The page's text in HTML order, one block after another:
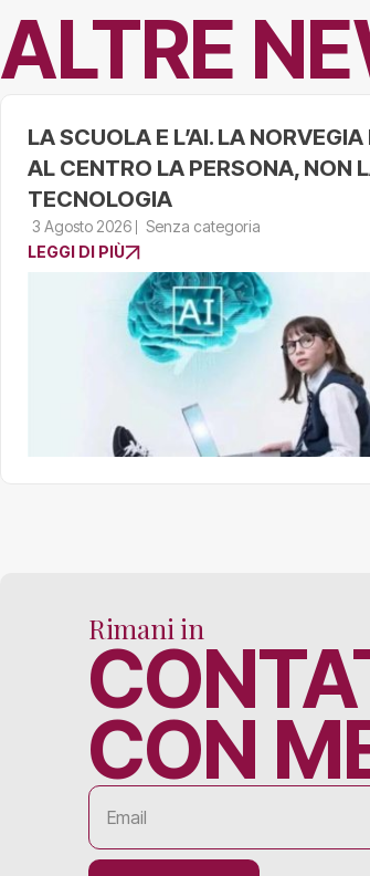
ALTRE
LA SCUOLA E L’AI. LA
AL CENTRO LA PERSONA, NON
TECNOLOGIA
3 Agosto 2026
Senza categoria
LEGGI DI PIÙ
Rimani in
CON